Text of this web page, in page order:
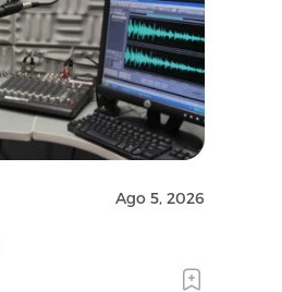
Ago 5, 2026